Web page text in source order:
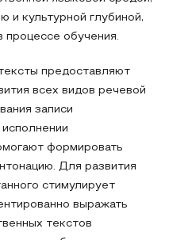
и культурной глубиной,
обучения.
предоставляют
всех видов речевой
записи
формировать
Для развития
стимулирует
выражать
текстов